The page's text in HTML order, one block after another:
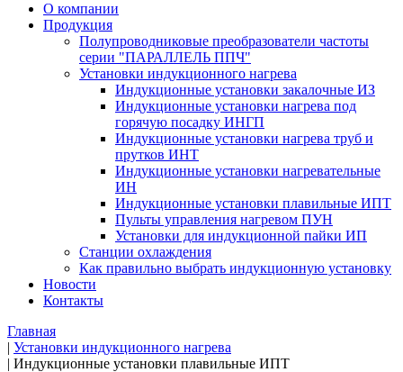
О компании
Продукция
Полупроводниковые преобразователи частоты
серии "ПАРАЛЛЕЛЬ ППЧ"
Установки индукционного нагрева
Индукционные установки закалочные ИЗ
Индукционные установки нагрева под
горячую посадку ИНГП
Индукционные установки нагрева труб и
прутков ИНТ
Индукционные установки нагревательные
ИН
Индукционные установки плавильные ИПТ
Пульты управления нагревом ПУН
Установки для индукционной пайки ИП
Станции охлаждения
Как правильно выбрать индукционную установку
Новости
Контакты
Главная
| Установки индукционного нагрева
| Индукционные установки плавильные ИПТ